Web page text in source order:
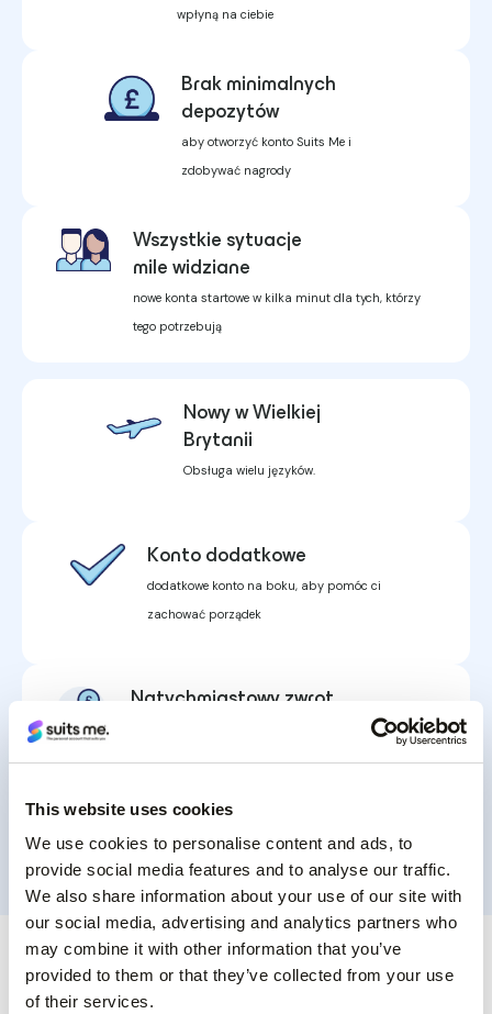
This website uses cookies
We use cookies to personalise content and ads, to
provide social media features and to analyse our traffic.
We also share information about your use of our site with
our social media, advertising and analytics partners who
may combine it with other information that you’ve
provided to them or that they’ve collected from your use
of their services.
wpłyną na ciebie
Brak minimalnych
depozytów
aby otworzyć konto Suits Me i
zdobywać nagrody
Wszystkie sytuacje
mile widziane
nowe konta startowe w kilka minut dla tych, którzy
tego potrzebują
Nowy w Wielkiej
Brytanii
Obsługa wielu języków.
Konto dodatkowe
dodatkowe konto na boku, aby pomóc ci
zachować porządek
Natychmiastowy zwrot
* podlega wymogom regulacyjnym AML
To proste